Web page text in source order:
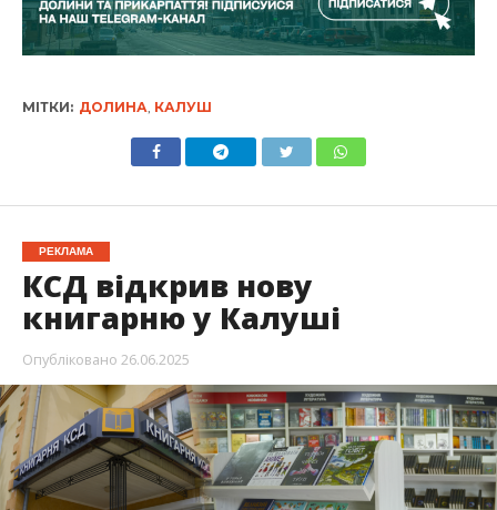
МІТКИ: ДОЛИНА КАЛУШ
РЕКЛАМА
КСД відкрив нову
книгарню у Калуші
Опубліковано 26.06.2025